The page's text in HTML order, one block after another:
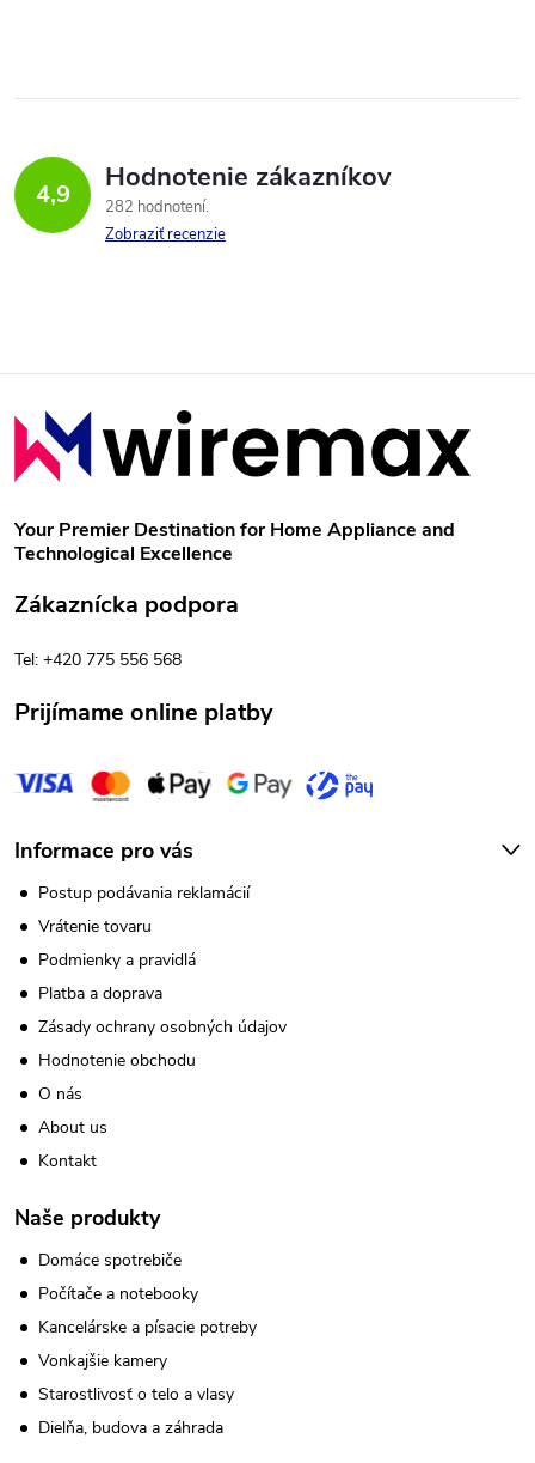
4,9 Hodnotenie zákazníkov
282 hodnotení
Zobraziť recenzie
Z
á
p
ä
t
e
Your Premier Destination for Home Appliance and
Technological Excellence
Zákaznícka podpora
Tel: +420 775 556 568
Prijímame online platby
Informace pro vás
Postup podávania reklamácií
Vrátenie tovaru
Podmienky a pravidlá
Platba a doprava
Zásady ochrany osobných údajov
Hodnotenie obchodu
O nás
About us
Kontakt
Naše produkty
Domáce spotrebiče
Počítače a notebooky
Kancelárske a písacie potreby
Vonkajšie kamery
Starostlivosť o telo a vlasy
Dielňa, budova a záhrada